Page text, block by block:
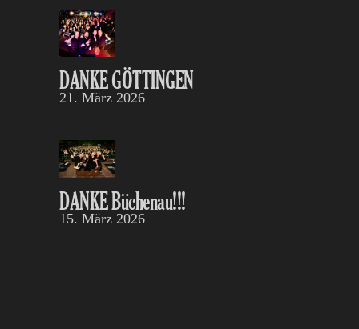
DANKE GÖTTINGEN
21. März 2026
DANKE Büchenau!!!
15. März 2026